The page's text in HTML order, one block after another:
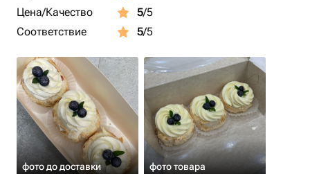
Цена/Качество
5/5
Соответствие
5/5
фото до доставки фото товара